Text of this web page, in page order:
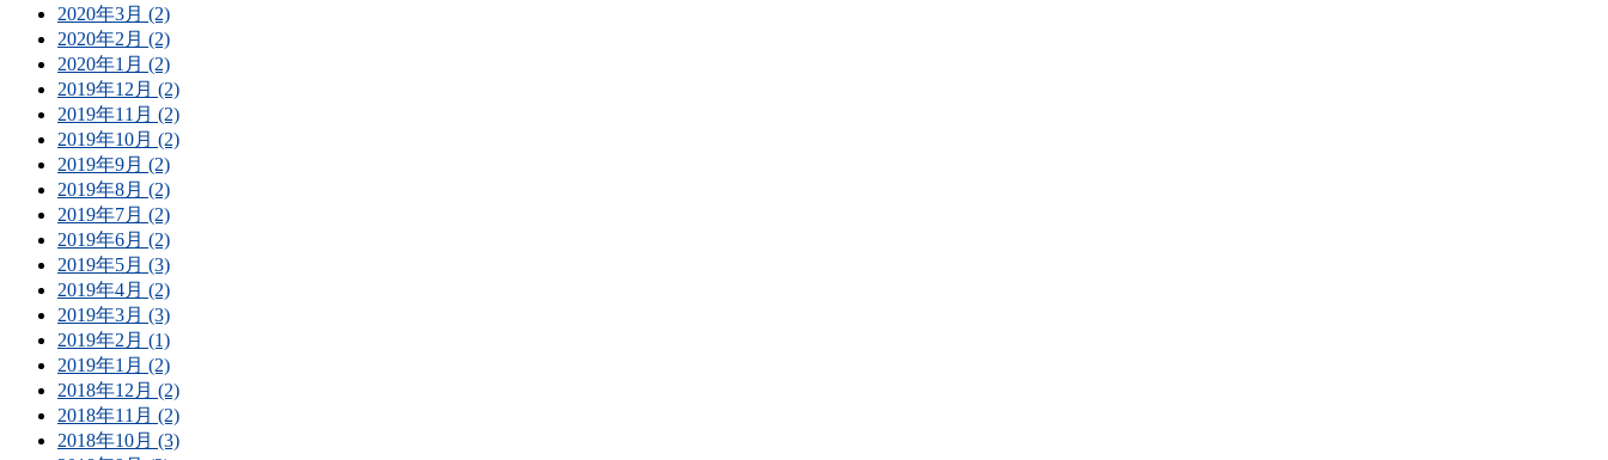
2020年3月 (2)
2020年2月 (2)
2020年1月 (2)
2019年12月 (2)
2019年11月 (2)
2019年10月 (2)
2019年9月 (2)
2019年8月 (2)
2019年7月 (2)
2019年6月 (2)
2019年5月 (3)
2019年4月 (2)
2019年3月 (3)
2019年2月 (1)
2019年1月 (2)
2018年12月 (2)
2018年11月 (2)
2018年10月 (3)